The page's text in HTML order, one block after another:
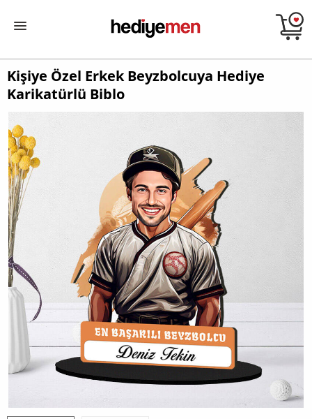
Kişiye Özel Erkek Beyzbolcuya Hediye
Karikatürlü Biblo